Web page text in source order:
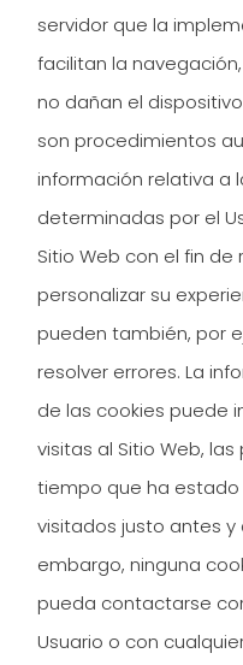
servidor que la
facilitan la
no dañan el
son procedimientos
información relativa a
determinadas por el
Sitio Web con el fin
personalizar su
pueden también, por
resolver errores. La
de las cookies puede
visitas al Sitio Web,
tiempo que ha estado
visitados justo antes y
embargo, ninguna
pueda contactarse
Usuario o con